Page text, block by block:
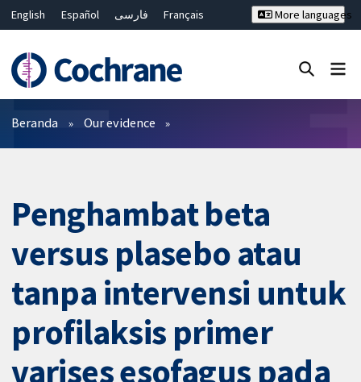
English Español فارسی
Français
Bahasa Malaysia
ไทย
繁體中文
简体中文
More languages
Filter
Beranda Our evidence
Penghambat beta
versus plasebo atau
tanpa intervensi untuk
profilaksis primer
varises esofagus pada